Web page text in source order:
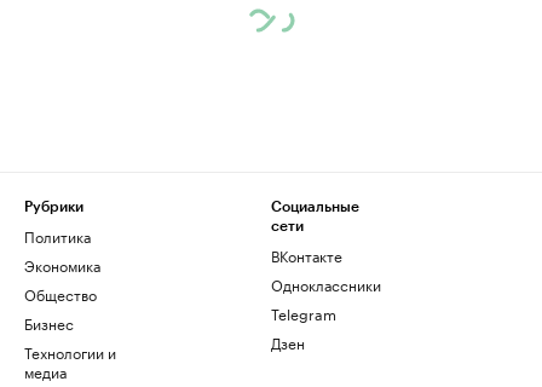
Рубрики
Политика
Экономика
Общество
Бизнес
Технологии и
медиа
Социальные
сети
ВКонтакте
Одноклассники
Telegram
Дзен